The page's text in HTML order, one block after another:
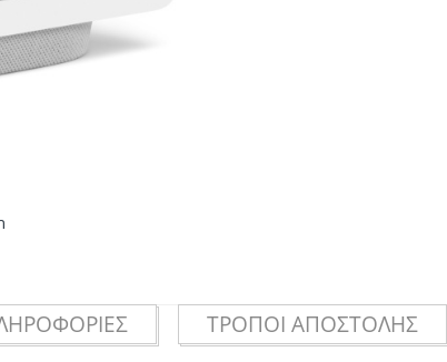
ΤΡΌΠΟΙ ΑΠΟΣΤΟΛΉΣ